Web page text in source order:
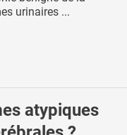
urinaires ...
atypiques